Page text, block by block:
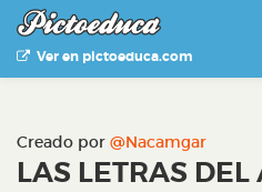
Ver en pictoeduca.com
Creado por @Nacamgar
LAS LETRAS